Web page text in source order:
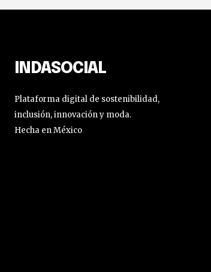
INDASOCIAL
Plataforma digital de sostenibilidad,
inclusión, innovación y moda.
Hecha en México